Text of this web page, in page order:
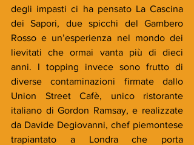
degli impasti ci ha pensato La Cascina
dei Sapori, due spicchi del Gambero
Rosso e un’esperienza nel mondo dei
lievitati che ormai vanta più di dieci
anni. I topping invece sono frutto di
diverse contaminazioni firmate dallo
Union Street Cafè, unico ristorante
italiano di Gordon Ramsay, e realizzate
da Davide Degiovanni, chef piemontese
trapiantato a Londra che porta